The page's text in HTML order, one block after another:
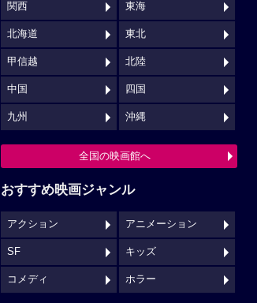
関西 東海
北海道 東北
甲信越 北陸
中国 四国
九州 沖縄
全国の映画館へ
おすすめ映画ジャンル
アクション アニメーション
SF キッズ
コメディ ホラー